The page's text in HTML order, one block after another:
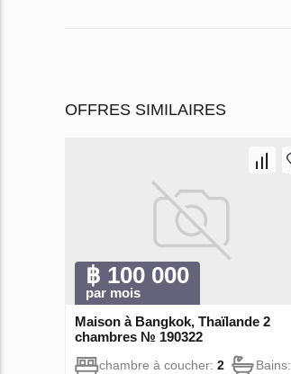
OFFRES SIMILAIRES
฿ 100 000
par mois
Maison à Bangkok, Thaïlande 2
chambres № 190322
chambre à coucher: 2 Bains: